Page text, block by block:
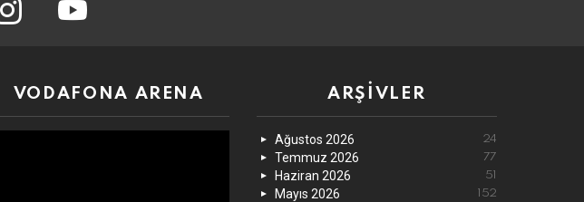
VODAFONA ARENA ARŞIVLER
Ağustos 2026 24
Temmuz 2026 77
Haziran 2026 51
Mayıs 2026 152